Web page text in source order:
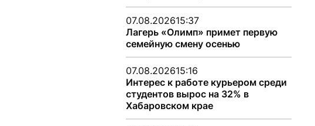
07.08.202615:37
Лагерь «Олимп» примет первую
семейную смену осенью
07.08.202615:16
Интерес к работе курьером среди
студентов вырос на 32% в
Хабаровском крае